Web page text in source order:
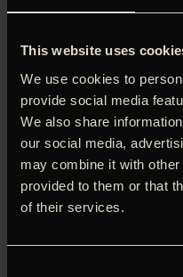
This website uses
We use cookies to
provide social media
We also share
our social media,
may combine it with
provided to them or that
of their services.
Nathalie (altid fantastiske